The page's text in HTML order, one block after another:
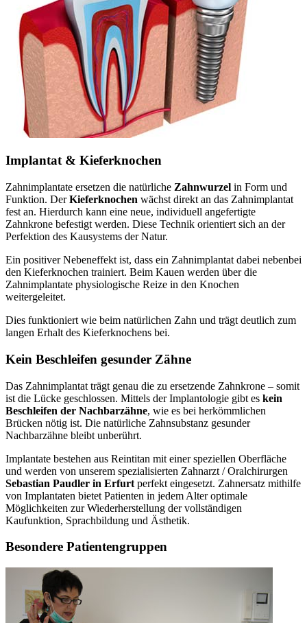
Implantat & Kieferknochen
Zahnimplantate ersetzen die natürliche Zahnwurzel in Form und
Funktion. DerKieferknochen wächst direkt an das Zahnimplantat
fest an. Hierdurch kann eine neue, individuell angefertigte
Zahnkrone befestigt werden. Diese Technik orientiert sich an der
Perfektion des Kausystems der Natur.
Ein positiver Nebeneffekt ist, dass ein Zahnimplantat dabei nebenbei
den Kieferknochen trainiert. Beim Kauen werden über die
Zahnimplantate physiologische Reize in den Knochen
weitergeleitet.
Dies funktioniert wie beim natürlichen Zahn und trägt deutlich zum
langen Erhalt des Kieferknochens bei.
Kein Beschleifen gesunder Zähne
Das Zahnimplantat trägt genau die zu ersetzende Zahnkrone – somit
ist die Lücke geschlossen. Mittels der Implantologie gibt es kein
Beschleifen der Nachbarzähne, wie es bei herkömmlichen
Brücken nötig ist. Die natürliche Zahnsubstanz gesunder
Nachbarzähne bleibt unberührt.
Implantate bestehen aus Reintitan mit einer speziellen Oberfläche
und werden von unserem spezialisierten Zahnarzt / Oralchirurgen
Sebastian Paudler in Erfurt perfekt eingesetzt. Zahnersatz mithilfe
von Implantaten bietet Patienten in jedem Alter optimale
Möglichkeiten zur Wiederherstellung der vollständigen
Kaufunktion, Sprachbildung und Ästhetik.
Besondere Patientengruppen